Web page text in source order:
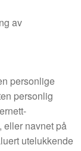
av
personlige
personlig
eller navnet på
utelukkende